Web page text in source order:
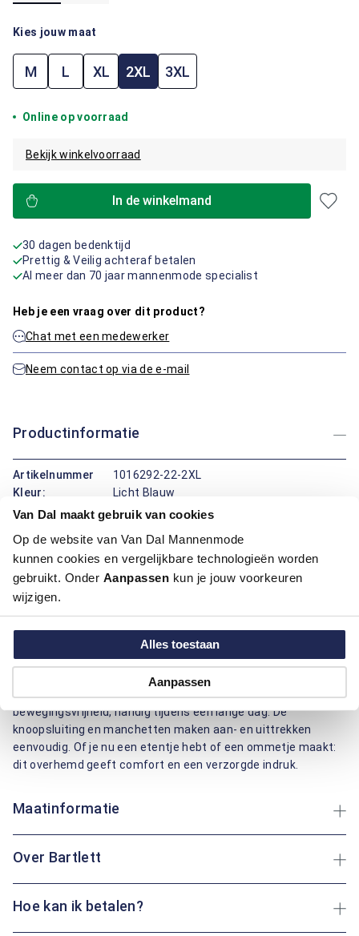
Van Dal maakt gebruik van cookies
Op de website van Van Dal Mannenmode
kunnen cookies en vergelijkbare technologieën worden
gebruikt. Onder Aanpassen kun je jouw voorkeuren
wijzigen.
Alles toestaan
Aanpassen
Kies jouw maat
M L XL 2XL 3XL
Online op voorraad
Bekijk winkelvoorraad
In de winkelmand
30 dagen bedenktijd
Prettig & Veilig achteraf betalen
Al meer dan 70 jaar mannenmode specialist
Heb je een vraag over dit product?
Chat met een medewerker
Neem contact op via de e-mail
Productinformatie
Artikelnummer
1016292-22-2XL
Kleur:
Licht Blauw
Materiaal:
60% Lyocell / 36% Linen / 4% Elastaan, 60%
Pasvorm:
Regular Fit
Motief:
Uni motief
Dit overhemd lange mouw van Bartlett voelt prettig aan en
terwijl de regular fit pasvorm ruimte geeft bij schouders en
taille. De effen print oogt rustig en combineert makkelijk. De
combinatie van lyocell, linnen en elastaan zorgen voor een
luchtig gevoel, goede vochtopname, minder kreuk en extra
bewegingsvrijheid, handig tijdens een lange dag. De
knoopsluiting en manchetten maken aan- en uittrekken
eenvoudig. Of je nu een etentje hebt of een ommetje maakt:
dit overhemd geeft comfort en een verzorgde indruk.
Maatinformatie
Over Bartlett
Hoe kan ik betalen?